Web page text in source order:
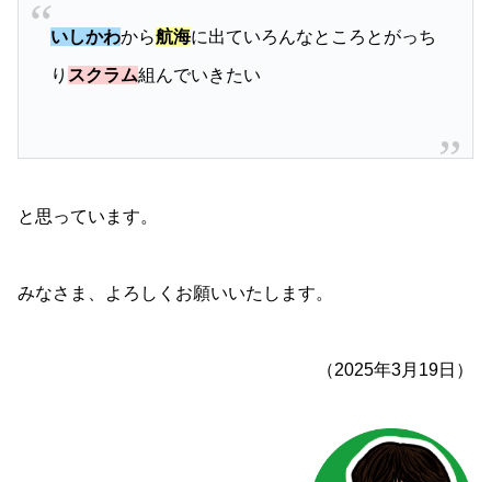
いしかわから航海に出ていろんなところとがっち
り スクラム組んでいきたい
と思っています。
みなさま、よろしくお願いいたします。
（2025年3月19日）